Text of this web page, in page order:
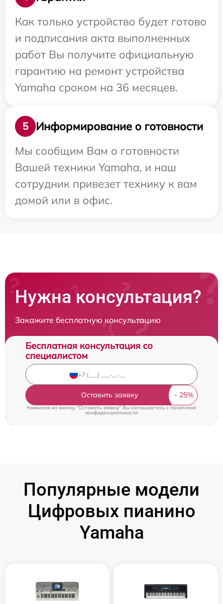
Как только устройство будет готово
и подписания акта выполненных
работ Вы получите официальную
гарантию на ремонт устройства
Yamaha сроком на 36 месяцев.
5
Информирование о готовности
Мы сообщим Вам о готовности
Вашей техники Yamaha, и наш
сотрудник привезет технику к вам
домой или в офис.
Нужна консультация?
Закажите бесплатную консультацию
Бесплатная консультация со
специалистом
Оставить заявку
Нажимая на кнопку "Оставить заявку" Вы соглашаетесь cполитикой
конфиденциальности
Популярные модели
Цифровых пианино
Yamaha